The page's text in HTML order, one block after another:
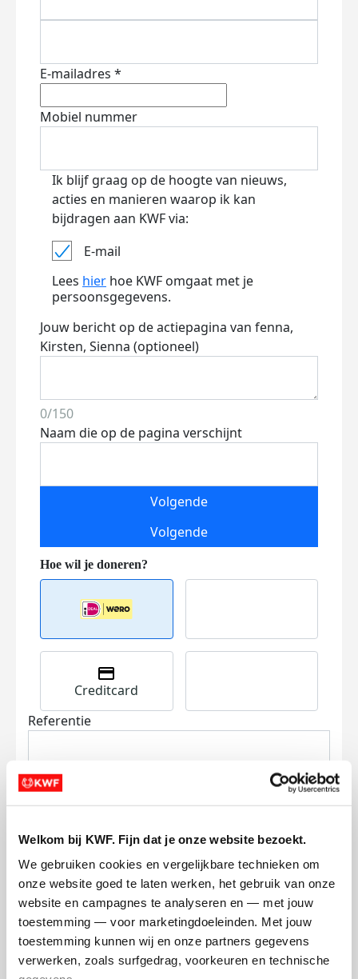
Welkom bij KWF. Fijn dat je onze website bezoekt.
We gebruiken cookies en vergelijkbare technieken om
onze website goed te laten werken, het gebruik van onze
website en campagnes te analyseren en — met jouw
toestemming — voor marketingdoeleinden. Met jouw
toestemming kunnen wij en onze partners gegevens
verwerken, zoals surfgedrag, voorkeuren en technische
E-mailadres *
Mobiel nummer
Ik blijf graag op de hoogte van nieuws,
acties en manieren waarop ik kan
bijdragen aan KWF via:
E-mail
Lees hier hoe KWF omgaat met je
persoonsgegevens.
Jouw bericht op de actiepagina van fenna,
Kirsten, Sienna (optioneel)
0/150
Naam die op de pagina verschijnt
Volgende
Volgende
Creditcard
Referentie
Ik wil bijdragen aan de transactiekosten
en betaal €0.75 extra.
Doneer nu